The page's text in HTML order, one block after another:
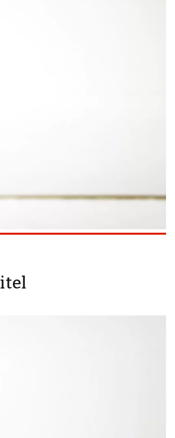
steigerte sich dabei im
Sekunden. Mit 5,06 m verteidigte er